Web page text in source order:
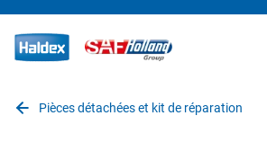
Pièces détachées et kit de réparation